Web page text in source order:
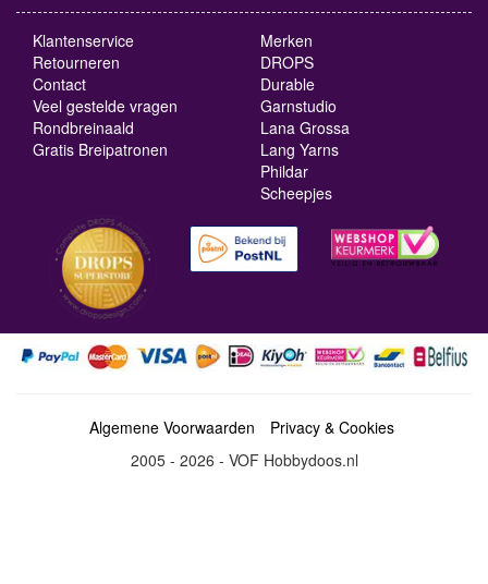
Klantenservice
Retourneren
Contact
Veel gestelde vragen
Rondbreinaald
Gratis Breipatronen
Merken
DROPS
Durable
Garnstudio
Lana Grossa
Lang Yarns
Phildar
Scheepjes
Algemene Voorwaarden
Privacy & Cookies
2005 - 2026 - VOF Hobbydoos.nl